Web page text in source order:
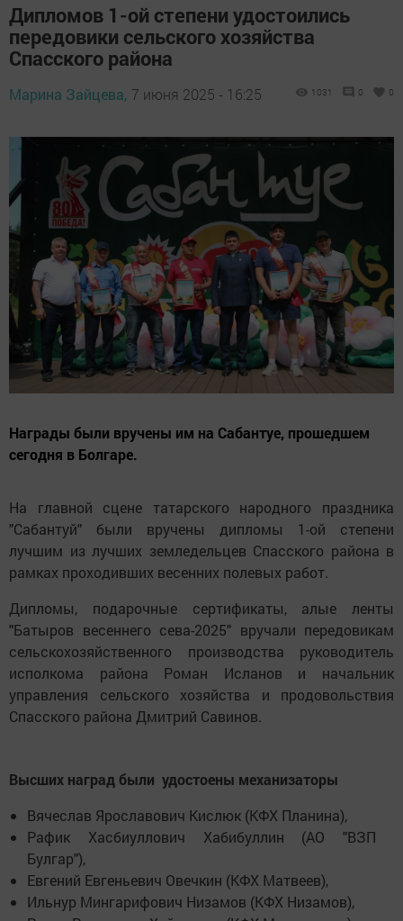
Дипломов 1-ой степени удостоились
передовики сельского хозяйства
Спасского района
Марина Зайцева, 7 июня 2025 - 16:25 1031 0 0
Награды были вручены им на Сабантуе, прошедшем
сегодня в Болгаре.
На главной сцене татарского народного праздника
"Сабантуй" были вручены дипломы 1-ой степени
лучшим из лучших земледельцев Спасского района в
рамках проходивших весенних полевых работ.
Дипломы, подарочные сертификаты, алые ленты
"Батыров весеннего сева-2025" вручали передовикам
сельскохозяйственного производства руководитель
исполкома района Роман Исланов и начальник
управления сельского хозяйства и продовольствия
Спасского района Дмитрий Савинов.
Высших наград были удостоены механизаторы
Вячеслав Ярославович Кислюк (КФХ Планина),
Рафик Хасбиуллович Хабибуллин (АО "ВЗП
Булгар"),
Евгений Евгеньевич Овечкин (КФХ Матвеев),
Ильнур Мингарифович Низамов (КФХ Низамов),